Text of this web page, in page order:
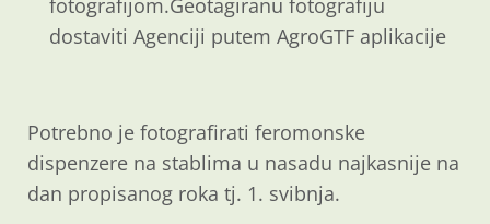
fotografijom.Geotagiranu fotografiju
dostaviti Agenciji putem AgroGTF aplikacije
Potrebno je fotografirati feromonske
dispenzere na stablima u nasadu najkasnije na
dan propisanog roka tj. 1. svibnja.